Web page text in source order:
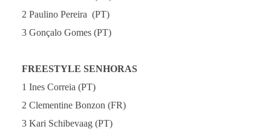
2 Paulino Pereira (PT)
3 Gonçalo Gomes (PT)
FREESTYLE SENHORAS
1 Ines Correia (PT)
2 Clementine Bonzon (FR)
3 Kari Schibevaag (PT)